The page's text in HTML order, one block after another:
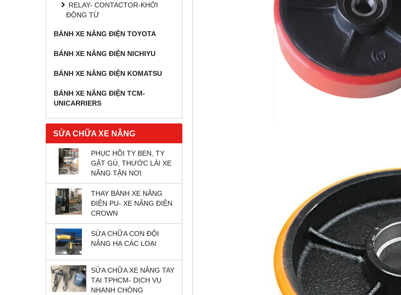
RELAY- CONTACTOR-KHỞI
ĐỘNG TỪ
BÁNH XE NÂNG ĐIỆN TOYOTA
BÁNH XE NÂNG ĐIỆN NICHIYU
BÁNH XE NÂNG ĐIỆN KOMATSU
BÁNH XE NÂNG ĐIỆN TCM-
UNICARRIERS
SỬA CHỮA XE NÂNG
PHỤC HỒI TY BEN, TY
GẬT GÙ, THƯỚC LÁI XE
NÂNG TẬN NƠI
THAY BÁNH XE NÂNG
ĐIỆN PU- XE NÂNG ĐIỆN
CROWN
SỬA CHỮA CON ĐỘI
NÂNG HẠ CÁC LOẠI
SỬA CHỮA XE NÂNG TAY
TẠI TPHCM- DỊCH VỤ
NHANH CHÓNG